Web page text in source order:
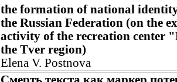
the formation of national
the Russian Federation (on the
activity of the recreation center
the Tver region)
Elena V. Postnova